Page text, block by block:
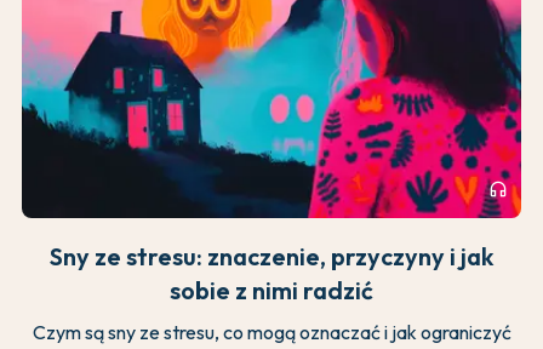
headphones
Sny ze stresu: znaczenie, przyczyny i jak
sobie z nimi radzić
Czym są sny ze stresu, co mogą oznaczać i jak ograniczyć